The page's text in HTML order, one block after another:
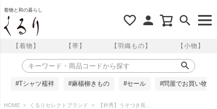
着物と和の暮らし
【着物】 【帯】 【羽織もの】 【小物】
#Tシャツ襦袢 #麻楊柳きもの #セール #問屋でお買い物
HOME くるりセレクトブランド 【衿秀】うそつき長襦袢 き楽っく本体 夏用プレミアム(替え袖付き) ホワイト/ミント